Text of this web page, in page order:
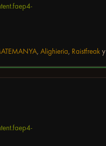
, Alighieria, Raistfreaky